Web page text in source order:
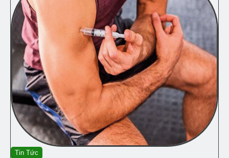
Tin Tức